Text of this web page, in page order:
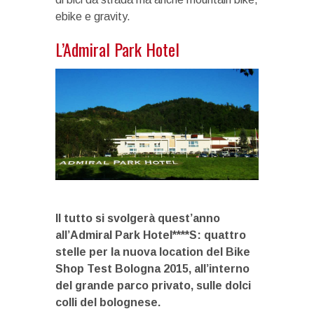
ebike e gravity.
L’Admiral Park Hotel
Il tutto si svolgerà quest’anno
all’Admiral Park Hotel****S: quattro
stelle per la nuova location del Bike
Shop Test Bologna 2015, all’interno
del grande parco privato, sulle dolci
colli del bolognese.